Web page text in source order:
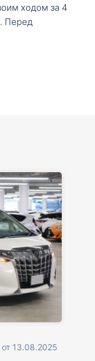
ходом за 4
Перед
13.08.2025